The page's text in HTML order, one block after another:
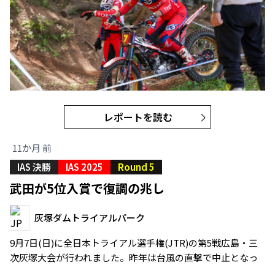
レポートを読む
11か月 前
IAS 決勝
IAS 2025 Round 5
武田が5位入賞で復調の兆し
灰塚ダムトライアルパーク
9月7日(日)に全日本トライアル選手権(JTR)の第5戦広島・三
次灰塚大会が行われました。昨年は台風の直撃で中止となっ